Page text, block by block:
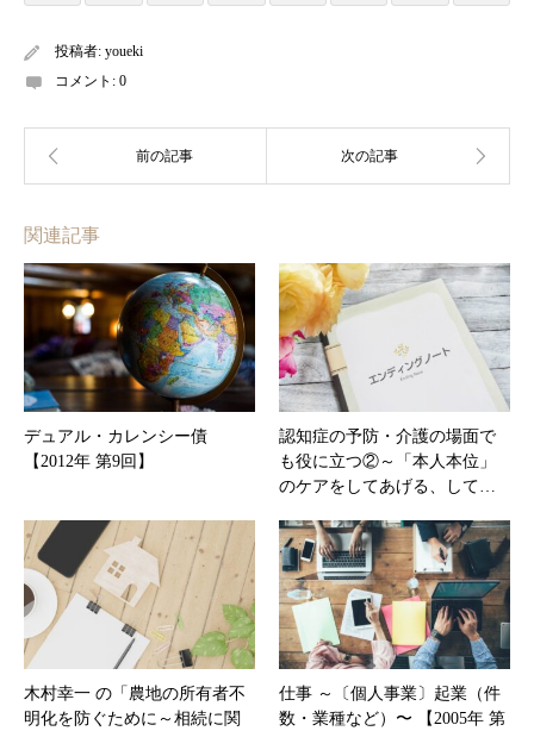
投稿者: youeki
コメント: 0
関連記事
デュアル・カレンシー債
【2012年 第9回】
認知症の予防・介護の場面で
も役に立つ②～「本人本位」
のケアをしてあげる、して…
木村幸一 の「農地の所有者不
明化を防ぐために～相続に関
仕事 ～〔個人事業〕起業（件
数・業種など）〜 【2005年 第